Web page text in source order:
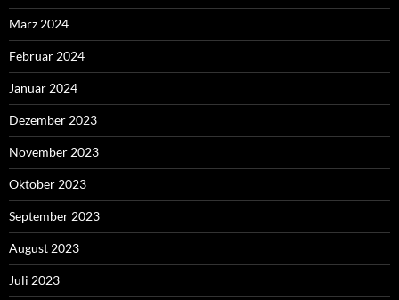
März 2024
Februar 2024
Januar 2024
Dezember 2023
November 2023
Oktober 2023
September 2023
August 2023
Juli 2023